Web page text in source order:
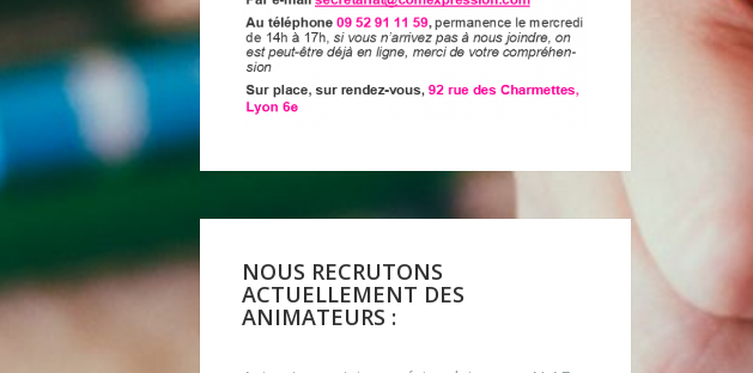
NOUS RECRUTONS
ACTUELLEMENT DES
ANIMATEURS :